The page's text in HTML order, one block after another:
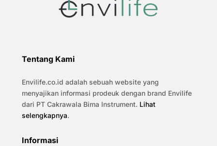
Tentang Kami
Envilife.co.id adalah sebuah website yang
menyajikan informasi prodeuk dengan brand Envilife
dari PT Cakrawala Bima Instrument. Lihat
selengkapnya.
Informasi